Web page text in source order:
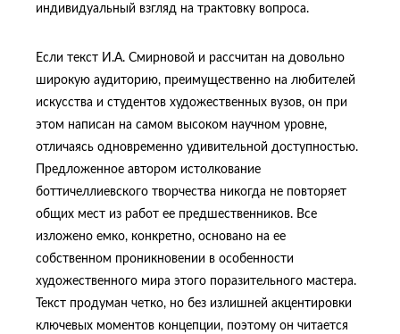
индивидуальный взгляд на трактовку вопроса.
Если текст И.А. Смирновой и рассчитан на довольно
широкую аудиторию, преимущественно на любителей
искусства и студентов художественных вузов, он при
этом написан на самом высоком научном уровне,
отличаясь одновременно удивительной доступностью.
Предложенное автором истолкование
боттичеллиевского творчества никогда не повторяет
общих мест из работ ее предшественников. Все
изложено емко, конкретно, основано на ее
собственном проникновении в особенности
художественного мира этого поразительного мастера.
Текст продуман четко, но без излишней акцентировки
ключевых моментов концепции, поэтому он читается